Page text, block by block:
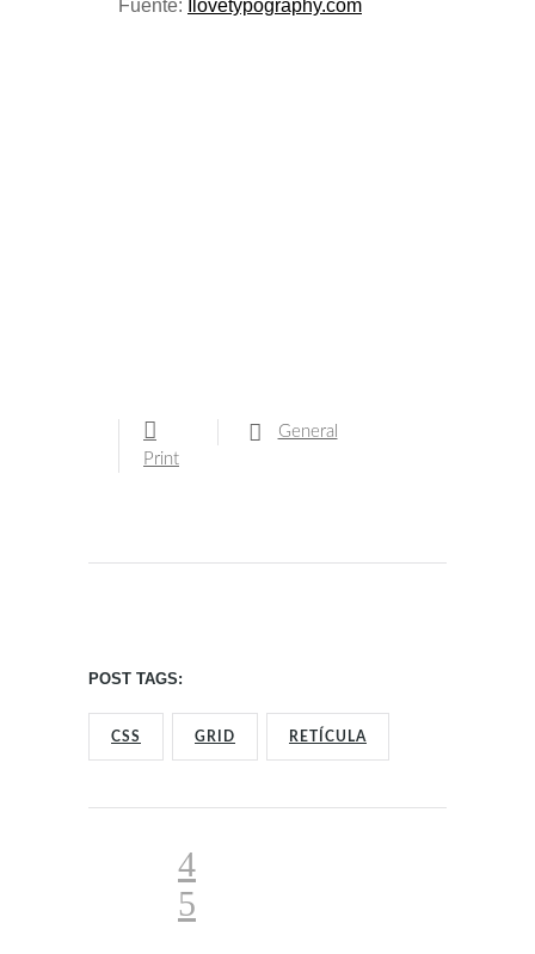
Fuente: Ilovetypography.com
Print
General
POST TAGS:
CSS GRID RETÍCULA